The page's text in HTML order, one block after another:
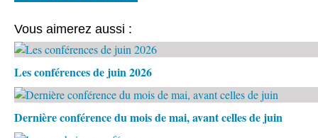
Vous aimerez aussi :
Les conférences de juin 2026
Dernière conférence du mois de mai, avant celles de juin